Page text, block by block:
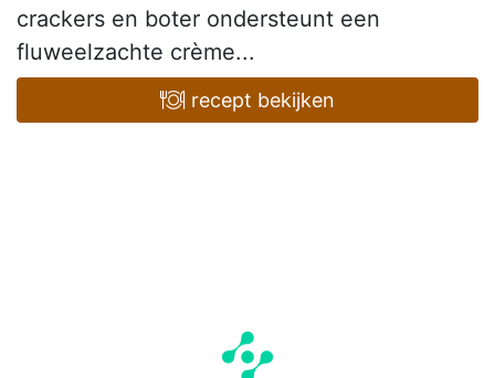
crackers en boter ondersteunt een
fluweelzachte crème...
recept bekijken